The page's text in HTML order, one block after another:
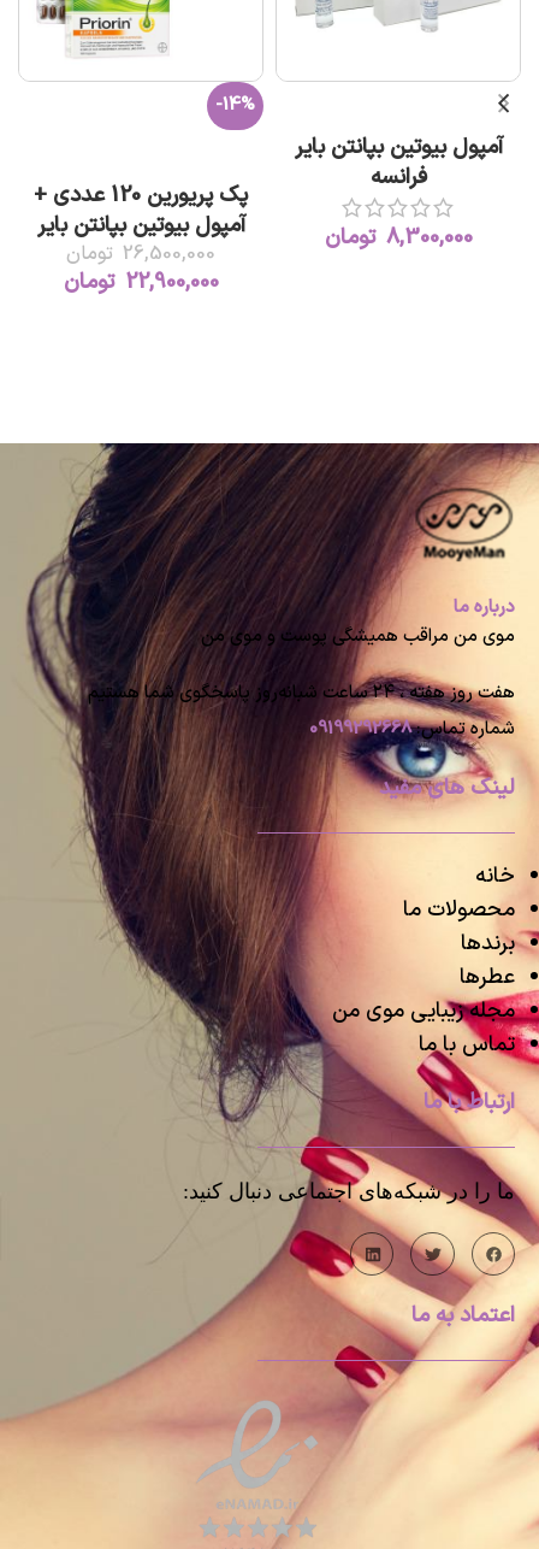
آمپول بیوتین بپانتن بایر
فرانسه
8,300,000 تومان
-14%
پک پریورین 120 عددی +
آمپول بیوتین بپانتن بایر
26,500,000 تومان
22,900,000 تومان
درباره ما
موی من مراقب همیشگی پوست و موی من
هفت روز هفته ، ۲۴ ساعت شبانه‌روز پاسخگوی شما هستیم
شماره تماس:09199292668
لینک های مفید
خانه
محصولات ما
برندها
عطرها
مجله زیبایی موی من
تماس با ما
ارتباط با ما
ما را در شبکه‌های اجتماعی دنبال کنید:
اعتماد به ما